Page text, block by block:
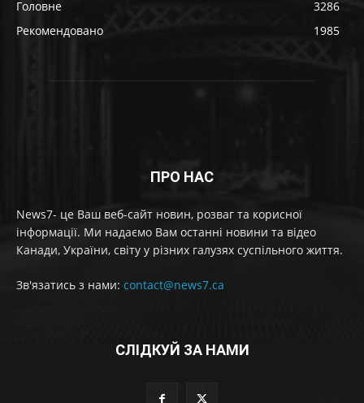
Головне
3286
Рекомендовано
1985
ПРО НАС
News7- це Ваш веб-сайт новин, розваг та корисної
інформації. Ми надаємо Вам останні новини та відео
Канади, України, світу у різних галузях суспільного життя.
Зв'язатись з нами: contact@news7.ca
СЛІДКУЙ ЗА НАМИ